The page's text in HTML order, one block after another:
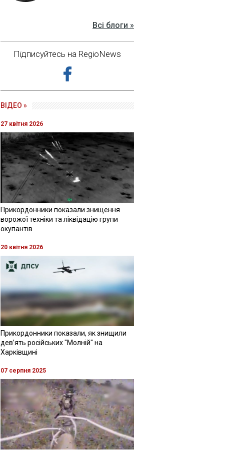
Всі блоги »
Підписуйтесь на RegioNews
ВІДЕО »
27 квітня 2026
Прикордонники показали знищення
ворожої техніки та ліквідацію групи
окупантів
20 квітня 2026
Прикордонники показали, як знищили
девʼять російських "Молній" на
Харківщині
07 серпня 2025